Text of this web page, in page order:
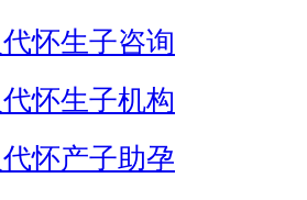
怀生子咨询
怀生子机构
怀产子助孕